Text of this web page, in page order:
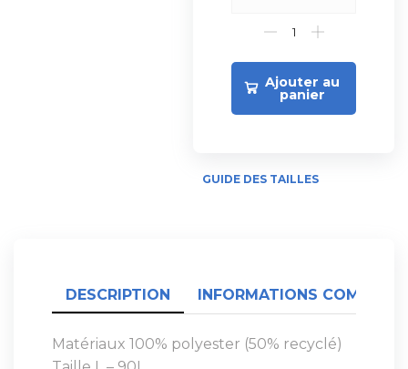
Ajouter au
panier
GUIDE DES TAILLES
DESCRIPTION INFORMATIONS
Matériaux 100% polyester (50% recyclé)